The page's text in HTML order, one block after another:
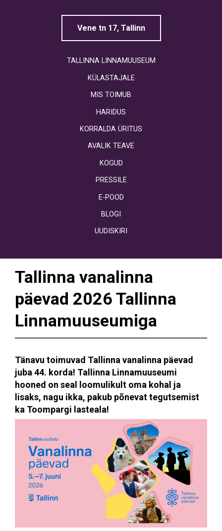
Vene tn 17, Tallinn
TALLINNA LINNAMUUSEUM
KÜLASTAJALE
MIS TOIMUB
HARIDUS
KORRALDA ÜRITUS
AVALIK TEAVE
KOGUD
PRESSILE
E-POOD
BLOGI
UUDISKIRI
Tallinna vanalinna
päevad 2026 Tallinna
Linnamuuseumiga
Tänavu toimuvad Tallinna vanalinna päevad
juba 44. korda! Tallinna Linnamuuseumi
hooned on seal loomulikult oma kohal ja
lisaks, nagu ikka, pakub põnevat tegutsemist
ka Toompargi lasteala!